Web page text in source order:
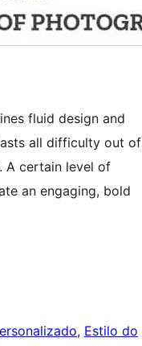
fluid design and
all difficulty out of
A certain level of
an engaging, bold
, Estilo do